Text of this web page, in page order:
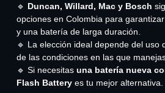
🔹 Duncan, Willard, Mac y Bosch
opciones en Colombia para
y una batería de larga duración.
🔹 La elección ideal depende del uso
de las condiciones en las que
🔹 Si necesitas una batería nueva
Flash Batteryes tu mejor alternativa.